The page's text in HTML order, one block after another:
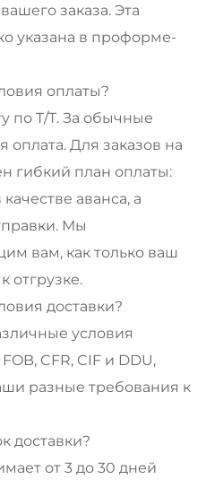
заказа. Эта
указана в проформе-
оплаты?
по T/T. За обычные
оплата. Для заказов на
гибкий план оплаты:
аванса, а
Мы
вам, как только ваш
отгрузке.
доставки?
условия
CFR, CIF и DDU,
разные требования к
доставки?
от 3 до 30 дней